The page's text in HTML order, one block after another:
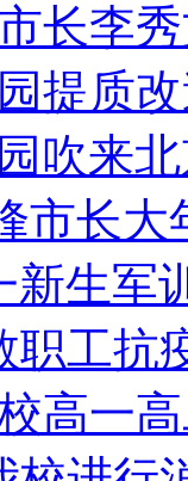
长李
提质
吹来
市长
新生军
职工抗
高一